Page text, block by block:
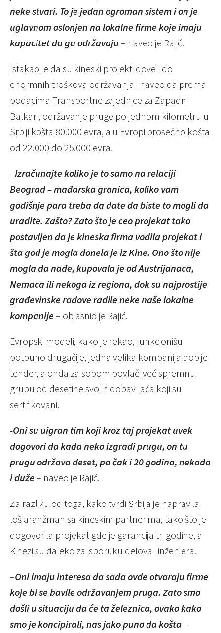
neke stvari. To je jedan ogroman sistem i on je
uglavnom oslonjen na lokalne firme koje imaju
kapacitet da ga održavaju– naveo je Rajić.
Istakao je da su kineski projekti doveli do
enormnih troškova održavanja i naveo da prema
podacima Transportne zajednice za Zapadni
Balkan, održavanje pruge po jednom kilometru u
Srbiji košta 80.000 evra, a u Evropi prosečno košta
od 22.000 do 25.000 evra.
–Izračunajte koliko je to samo na relaciji
Beograd – mađarska granica, koliko vam
godišnje para treba da date da biste to mogli da
uradite. Zašto? Zato što je ceo projekat tako
postavljen da je kineska firma vodila projekat i
šta god je mogla donela je iz Kine. Ono što nije
mogla da nađe, kupovala je od Austrijanaca,
Nemaca ili nekoga iz regiona, dok su najprostije
građevinske radove radile neke naše lokalne
kompanije– objasnio je Rajić.
Evropski modeli, kako je rekao, funkcionišu
potpuno drugačije, jedna velika kompanija dobije
tender, a onda za sobom povlači već spremnu
grupu od desetine svojih dobavljača koji su
sertifikovani.
-Oni su uigran tim koji kroz taj projekat uvek
dogovori da kada neko izgradi prugu, on tu
prugu održava deset, pa čak i 20 godina, nekada
i duže– naveo je Rajić.
Za razliku od toga, kako tvrdi Srbija je napravila
loš aranžman sa kineskim partnerima, tako što je
dogovorila projekat gde je garancija tri godine, a
Kinezi su daleko za isporuku delova i inženjera.
–Oni imaju interesa da sada ovde otvaraju firme
koje bi se bavile održavanjem pruga. Zato smo
došli u situaciju da će ta železnica, ovako kako
smo je koncipirali, nas jako puno da košta–